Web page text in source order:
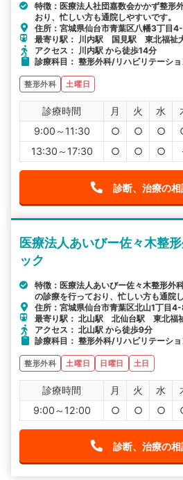
特徴：医療法人社団嘉数会かかず整形
おり、忙しい方も通院しやすいです。
住所：宮城県仙台市青葉区八幡3丁目
最寄り駅： 川内駅 国見駅 東北福祉
アクセス： 川内駅 から徒歩14分
診療科目： 整形外科/リハビリテーシ
整形外科 土曜日
診療時間 月 火 水
9:00～11:30
○ ○ ○
13:30～17:30
○ ○ ○
診断、治療の
医療法人あいびー佐々木整
ック
特徴：医療法人あいびー佐々木整形外
の診療を行っており、忙しい方も通院
住所：宮城県仙台市青葉区北山1丁目
最寄り駅： 北山駅 北仙台駅 東北福
アクセス： 北山駅 から徒歩9分
診療科目： 整形外科/リハビリテーシ
整形外科 土曜日 日曜日 土日
診療時間 月 火 水
9:00～12:00
○ ○ ○
診断、治療の